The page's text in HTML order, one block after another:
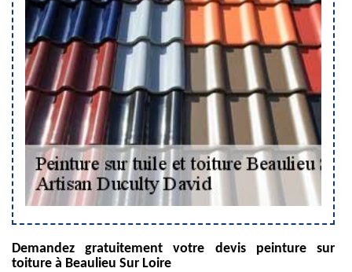
Demandez gratuitement votre devis peinture sur
toiture à Beaulieu Sur Loire